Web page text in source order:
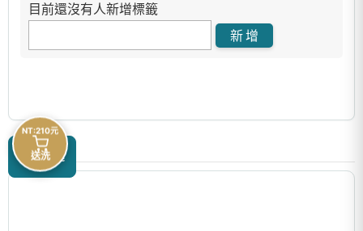
目前還沒有人新增標籤
商品描述
NT:210元
送洗